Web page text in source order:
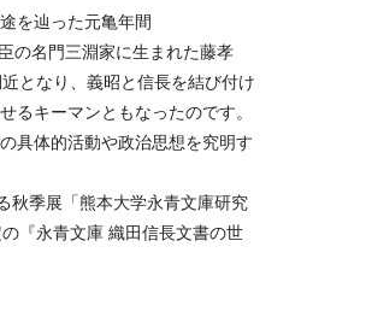
を辿った元亀年間
の名門三淵家に生まれた藤孝
となり、義昭と信長を結び付け
るキーマンともなったのです。
具体的活動や政治思想を究明す
秋季展「熊本大学永青文庫研究
『永青文庫 織田信長文書の世